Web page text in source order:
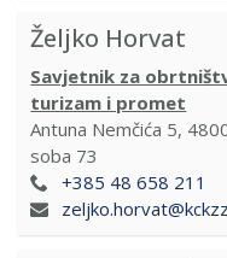
Željko Horvat
Savjetnik za
turizam i promet
Antuna Nemčića 5,
soba 73
+385 48 658 211